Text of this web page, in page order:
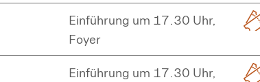
Einführung um 17.30 Uhr,
Foyer
Einführung um 17.30 Uhr,